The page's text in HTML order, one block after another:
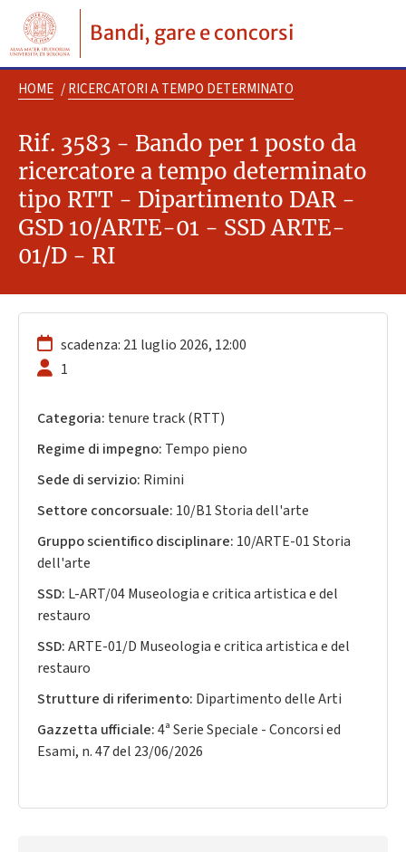
Bandi, gare e concorsi
HOME / RICERCATORI A TEMPO DETERMINATO
Rif. 3583 - Bando per 1 posto da
ricercatore a tempo determinato
tipo RTT - Dipartimento DAR -
GSD 10/ARTE-01 - SSD ARTE-
01/D - RI
scadenza: 21 luglio 2026, 12:00
1
Categoria: tenure track (RTT)
Regime di impegno: Tempo pieno
Sede di servizio: Rimini
Settore concorsuale: 10/B1 Storia dell'arte
Gruppo scientifico disciplinare: 10/ARTE-01 Storia
dell'arte
SSD: L-ART/04 Museologia e critica artistica e del
restauro
SSD:ARTE-01/D Museologia e critica artistica e del
restauro
Strutture di riferimento: Dipartimento delle Arti
Gazzetta ufficiale:4ª Serie Speciale - Concorsi ed
Esami, n. 47 del 23/06/2026